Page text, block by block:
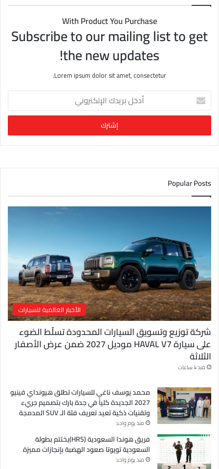
With Product You Purchase
Subscribe to our mailing list to get
the new updates!
Lorem ipsum dolor sit amet, consectetur.
خ
ب
ر
د
ا
ل
إ
ي
Popular Posts
الأخبار العالمية للسيارات
شركة توزيع وتسويق السيارات المحدودة تسلّط الضوء
على سيارة HAVAL V7 موديل 2027 ضمن عرض الأصفار
الثلاثة
منذ 4 ساعات
محمد يوسف ناغي للسيارات تطلق هيونداي فينيو
2027 الجديدة كلياً في جدة بارك بتصميم جريء
وتقنيات ذكية تعيد تعريف فئة الـ SUV المدمجة
منذ يوم واحد
فريق هوندا السعودية (HRS)يختتم بطولة
السعودية تويوتا صعود الهضبة بإنجازات مميزة
منذ يوم واحد